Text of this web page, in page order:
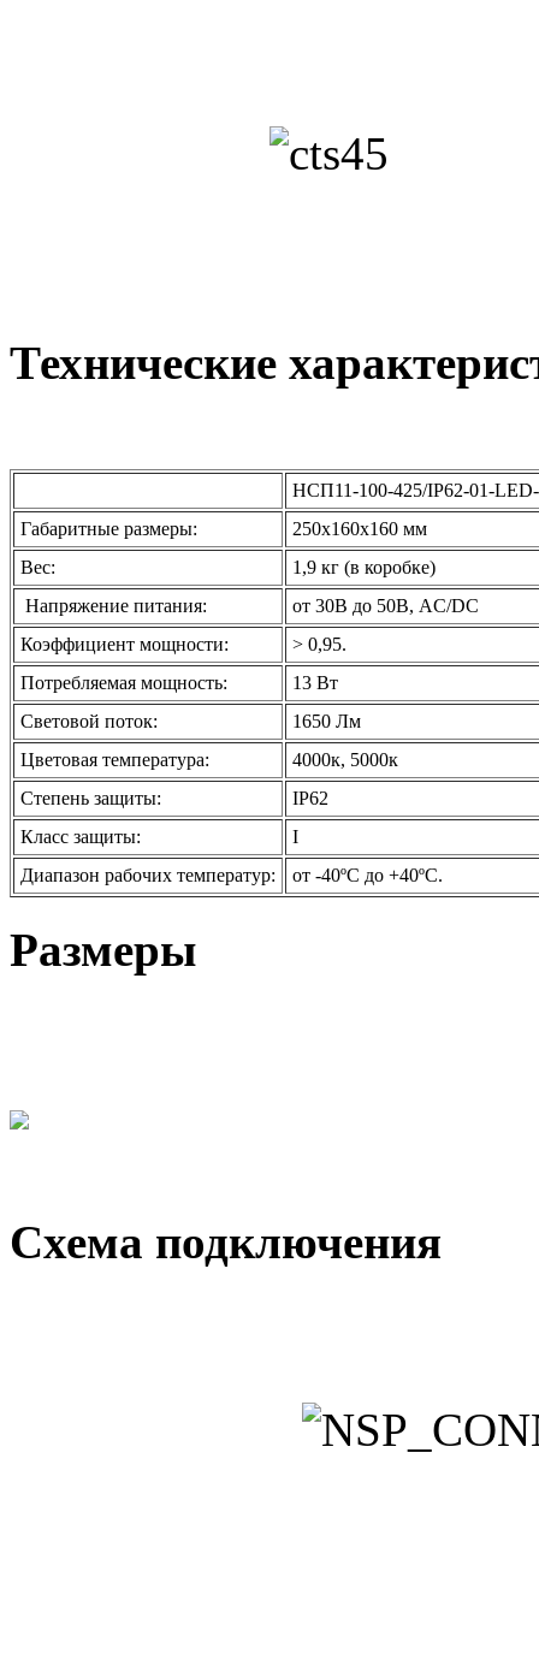
Технические
НСП11-100-425/IP62-01-
Габаритные размеры:
250х160х160 мм
Вес:
1,9 кг (в коробке)
Напряжение питания:
от 30В до 50В, AC/DC
Коэффициент мощности:
> 0,95.
Потребляемая мощность:
13 Вт
Световой поток:
1650 Лм
Цветовая температура:
4000к, 5000к
Степень защиты:
IP62
Класс защиты:
I
Диапазон рабочих температур:
от -40ºС до +40ºС.
Размеры
Схема подключения